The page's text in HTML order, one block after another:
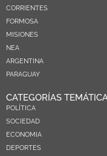
CORRIENTES
FORMOSA
MISIONES
NEA
ARGENTINA
PARAGUAY
CATEGORÍAS
POLÍTICA
SOCIEDAD
ECONOMIA
DEPORTES